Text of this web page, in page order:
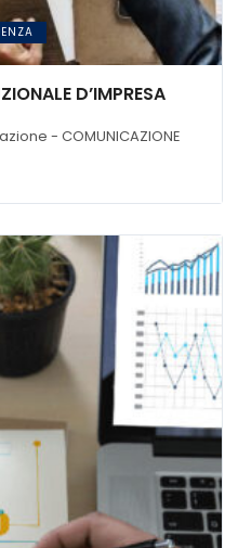
D’IMPRESA
- COMUNICAZIONE